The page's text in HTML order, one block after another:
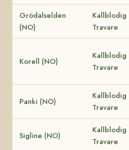
Grödalselden
(NO)
Kallblodig
Travare
Korell (NO)
Kallblodig
Travare
Panki (NO)
Kallblodig
Travare
Sigline (NO)
Kallblodig
Travare